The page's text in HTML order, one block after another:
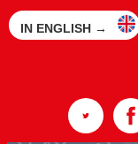
IN ENGLISH →